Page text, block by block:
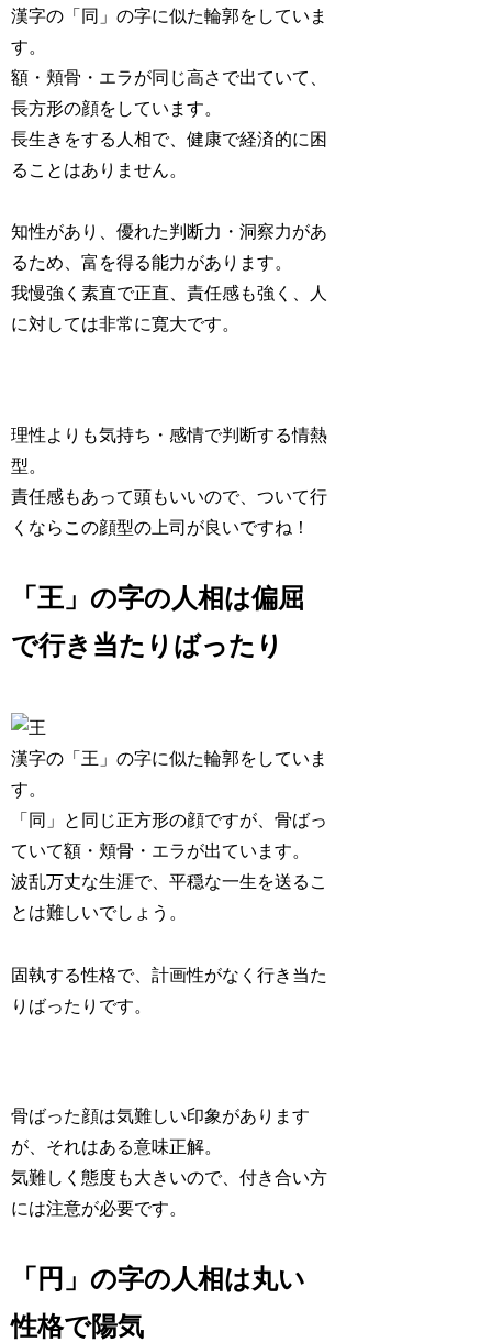
漢字の「同」の字に似た輪郭をしていま
す。
額・頬骨・エラが同じ高さで出ていて、
長方形の顔をしています。
長生きをする人相で、健康で経済的に困
ることはありません。
知性があり、優れた判断力・洞察力があ
るため、富を得る能力があります。
我慢強く素直で正直、責任感も強く、人
に対しては非常に寛大です。
理性よりも気持ち・感情で判断する情熱
型。
責任感もあって頭もいいので、ついて行
くならこの顔型の上司が良いですね！
「王」の字の人相は偏屈
で行き当たりばったり
漢字の「王」の字に似た輪郭をしていま
す。
「同」と同じ正方形の顔ですが、骨ばっ
ていて額・頬骨・エラが出ています。
波乱万丈な生涯で、平穏な一生を送るこ
とは難しいでしょう。
固執する性格で、計画性がなく行き当た
りばったり です。
骨ばった顔は気難しい印象があります
が、それはある意味正解。
気難しく態度も大きいので、付き合い方
には注意が必要です。
「円」の字の人相は丸い
性格で陽気